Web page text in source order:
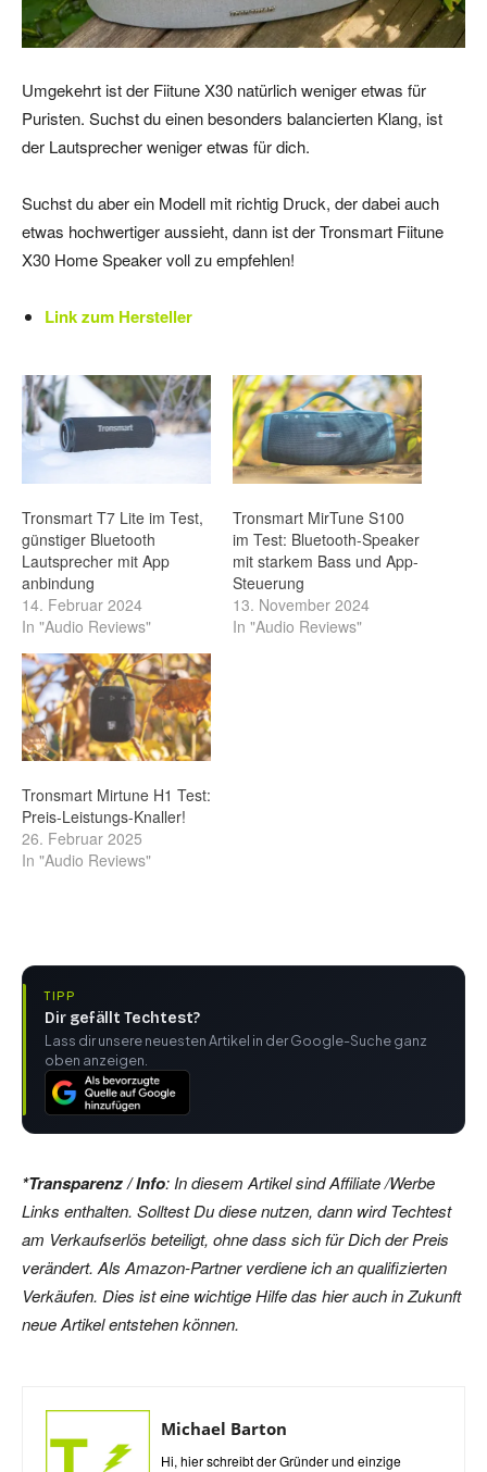
Umgekehrt ist der Fiitune X30 natürlich weniger etwas für
Puristen. Suchst du einen besonders balancierten Klang, ist
der Lautsprecher weniger etwas für dich.
Suchst du aber ein Modell mit richtig Druck, der dabei auch
etwas hochwertiger aussieht, dann ist der Tronsmart Fiitune
X30 Home Speaker voll zu empfehlen!
Link zum Hersteller
Tronsmart T7 Lite im Test,
günstiger Bluetooth
Lautsprecher mit App
anbindung
14. Februar 2024
In "Audio Reviews"
Tronsmart MirTune S100
im Test: Bluetooth-Speaker
mit starkem Bass und App-
Steuerung
13. November 2024
In "Audio Reviews"
Tronsmart Mirtune H1 Test:
Preis-Leistungs-Knaller!
26. Februar 2025
In "Audio Reviews"
TIPP
Dir gefällt Techtest?
Lass dir unsere neuesten Artikel in der Google-Suche ganz
oben anzeigen.
*Transparenz / Info: In diesem Artikel sind Affiliate /Werbe
Links enthalten. Solltest Du diese nutzen, dann wird Techtest
am Verkaufserlös beteiligt, ohne dass sich für Dich der Preis
verändert. Als Amazon-Partner verdiene ich an qualifizierten
Verkäufen. Dies ist eine wichtige Hilfe das hier auch in Zukunft
neue Artikel entstehen können.
Michael Barton
Hi, hier schreibt der Gründer und einzige